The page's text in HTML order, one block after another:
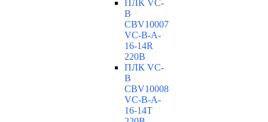
ПЛК VC-
B
CBV10007
VC-В-A-
16-14R
220В
ПЛК VC-
B
CBV10008
VC-В-A-
16-14T